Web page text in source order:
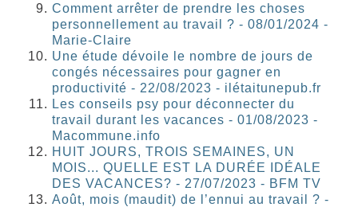
Comment arrêter de prendre les choses
personnellement au travail ? - 08/01/2024 -
Marie-Claire
Une étude dévoile le nombre de jours de
congés nécessaires pour gagner en
productivité - 22/08/2023 - ilétaitunepub.fr
Les conseils psy pour déconnecter du
travail durant les vacances - 01/08/2023 -
Macommune.info
HUIT JOURS, TROIS SEMAINES, UN
MOIS... QUELLE EST LA DURÉE IDÉALE
DES VACANCES? - 27/07/2023 - BFM TV
Août, mois (maudit) de l’ennui au travail ? -